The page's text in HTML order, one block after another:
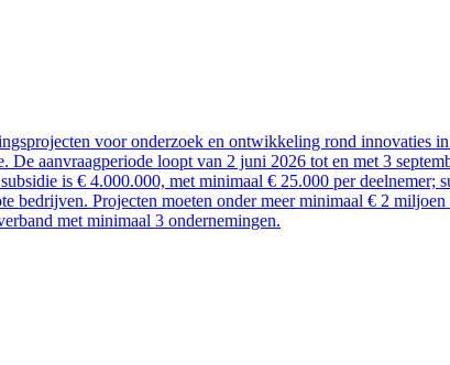
voor onderzoek en ontwikkeling rond innovaties
De aanvraagperiode loopt van 2 juni 2026 tot en met 3
is € 4.000.000, met minimaal € 25.000 per deelnemer;
Projecten moeten onder meer minimaal € 2
met minimaal 3 ondernemingen.